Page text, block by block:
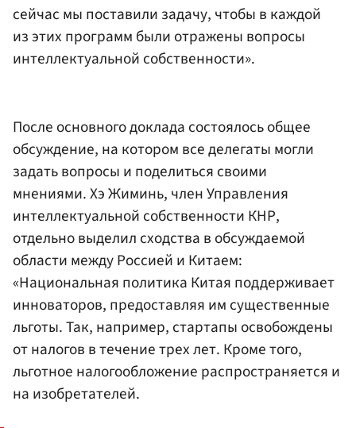
сейчас мы поставили задачу, чтобы в каждой
из этих программ были отражены вопросы
интеллектуальной собственности».
После основного доклада состоялось общее
обсуждение, на котором все делегаты могли
задать вопросы и поделиться своими
мнениями. Хэ Жиминь, член Управления
интеллектуальной собственности КНР,
отдельно выделил сходства в обсуждаемой
области между Россией и Китаем:
«Национальная политика Китая поддерживает
инноваторов, предоставляя им существенные
льготы. Так, например, стартапы освобождены
от налогов в течение трех лет. Кроме того,
льготное налогообложение распространяется и
на изобретателей.